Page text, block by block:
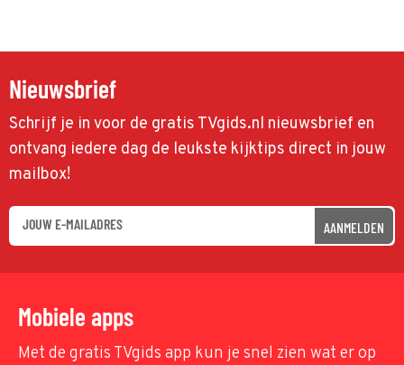
Nieuwsbrief
Schrijf je in voor de gratis TVgids.nl nieuwsbrief en
ontvang iedere dag de leukste kijktips direct in jouw
mailbox!
AANMELDEN
Mobiele apps
Met de gratis TVgids app kun je snel zien wat er op